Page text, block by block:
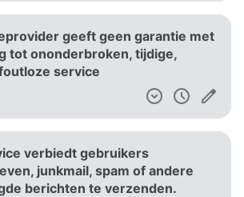
geeft geen garantie met
tot ononderbroken, tijdige,
service
verbiedt gebruikers
junkmail, spam of andere
berichten te verzenden.